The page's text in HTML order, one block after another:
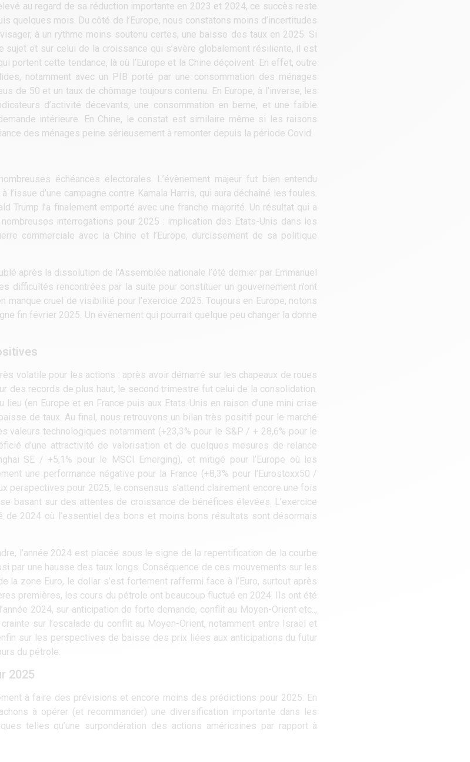
au regard de sa réduction importante en 2023 et 2024, ce succès reste
quelques mois. Du côté de l’Europe, nous constatons moins d’incertitudes
à un rythme moins soutenu certes, une baisse des taux en 2025. Si
sujet et sur celui de la croissance qui s’avère globalement résiliente, il est
portent cette tendance, là où l’Europe et la Chine déçoivent. En effet, outre
notamment avec un PIB porté par une consommation des ménages
de 50 et un taux de chômage toujours contenu. En Europe, à l’inverse, les
d’activité décevants, une consommation en berne, et une faible
intérieure. En Chine, le constat est similaire même si les raisons
des ménages peine sérieusement à remonter depuis la période Covid.
échéances électorales. L’évènement majeur fut bien entendu
l’issue d’une campagne contre Kamala Harris, qui aura déchaîné les foules.
Trump l’a finalement emporté avec une franche majorité. Un résultat qui a
interrogations pour 2025 : implication des Etats-Unis dans les
commerciale avec la Chine et l’Europe, durcissement de sa politique
après la dissolution de l’Assemblée nationale l’été dernier par Emmanuel
difficultés rencontrées par la suite pour constituer un gouvernement n’ont
manque cruel de visibilité pour l’exercice 2025. Toujours en Europe, notons
fin février 2025. Un évènement qui pourrait quelque peu changer la donne
volatile pour les actions : après avoir démarré sur les chapeaux de roues
des records de plus haut, le second trimestre fut celui de la consolidation.
(en Europe et en France puis aux Etats-Unis en raison d’une mini crise
de taux. Au final, nous retrouvons un bilan très positif pour le marché
valeurs technologiques notamment (+23,3% pour le S&P / + 28,6% pour le
d’une attractivité de valorisation et de quelques mesures de relance
SE / +5,1% pour le MSCI Emerging), et mitigé pour l’Europe où les
une performance négative pour la France (+8,3% pour l’Eurostoxx50 /
perspectives pour 2025, le consensus s’attend clairement encore une fois
basant sur des attentes de croissance de bénéfices élevées. L’exercice
de 2024 où l’essentiel des bons et moins bons résultats sont désormais
l’année 2024 est placée sous le signe de la repentification de la courbe
par une hausse des taux longs. Conséquence de ces mouvements sur les
la zone Euro, le dollar s’est fortement raffermi face à l’Euro, surtout après
premières, les cours du pétrole ont beaucoup fluctué en 2024. Ils ont été
2024, sur anticipation de forte demande, conflit au Moyen-Orient etc..,
sur l’escalade du conflit au Moyen-Orient, notamment entre Israël et
sur les perspectives de baisse des prix liées aux anticipations du futur
du pétrole.
2025
à faire des prévisions et encore moins des prédictions pour 2025. En
à opérer (et recommander) une diversification importante dans les
telles qu’une surpondération des actions américaines par rapport à